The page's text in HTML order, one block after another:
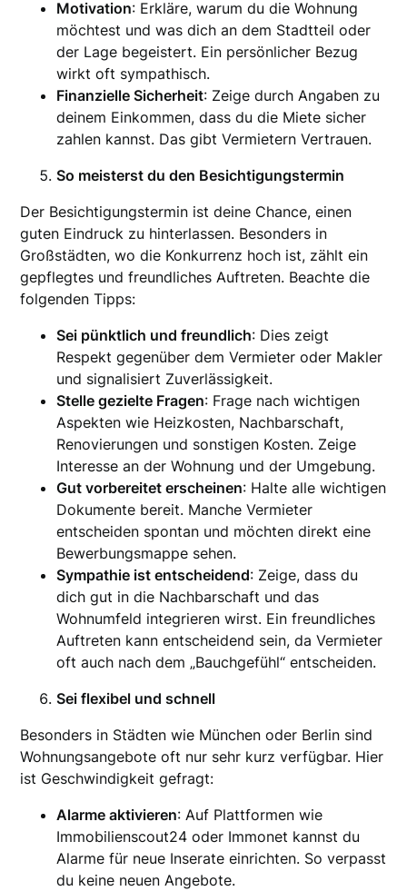
Motivation: Erkläre, warum du die Wohnung
möchtest und was dich an dem Stadtteil oder
der Lage begeistert. Ein persönlicher Bezug
wirkt oft sympathisch.
Finanzielle Sicherheit: Zeige durch Angaben zu
deinem Einkommen, dass du die Miete sicher
zahlen kannst. Das gibt Vermietern Vertrauen.
So meisterst du den Besichtigungstermin
Der Besichtigungstermin ist deine Chance, einen
guten Eindruck zu hinterlassen. Besonders in
Großstädten, wo die Konkurrenz hoch ist, zählt ein
gepflegtes und freundliches Auftreten. Beachte die
folgenden Tipps:
Sei pünktlich und freundlich: Dies zeigt
Respekt gegenüber dem Vermieter oder Makler
und signalisiert Zuverlässigkeit.
Stelle gezielte Fragen: Frage nach wichtigen
Aspekten wie Heizkosten, Nachbarschaft,
Renovierungen und sonstigen Kosten. Zeige
Interesse an der Wohnung und der Umgebung.
Gut vorbereitet erscheinen: Halte alle wichtigen
Dokumente bereit. Manche Vermieter
entscheiden spontan und möchten direkt eine
Bewerbungsmappe sehen.
Sympathie ist entscheidend: Zeige, dass du
dich gut in die Nachbarschaft und das
Wohnumfeld integrieren wirst. Ein freundliches
Auftreten kann entscheidend sein, da Vermieter
oft auch nach dem „Bauchgefühl“ entscheiden.
Sei flexibel und schnell
Besonders in Städten wie München oder Berlin sind
Wohnungsangebote oft nur sehr kurz verfügbar. Hier
ist Geschwindigkeit gefragt:
Alarme aktivieren: Auf Plattformen wie
Immobilienscout24 oder Immonet kannst du
Alarme für neue Inserate einrichten. So verpasst
du keine neuen Angebote.